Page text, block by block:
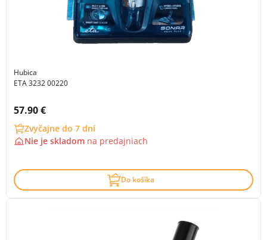
Hubica
ETA 3232 00220
Cena s DPH:
57.90 €
Zvyčajne do 7 dní
Nie je skladom na predajniach
Do košíka